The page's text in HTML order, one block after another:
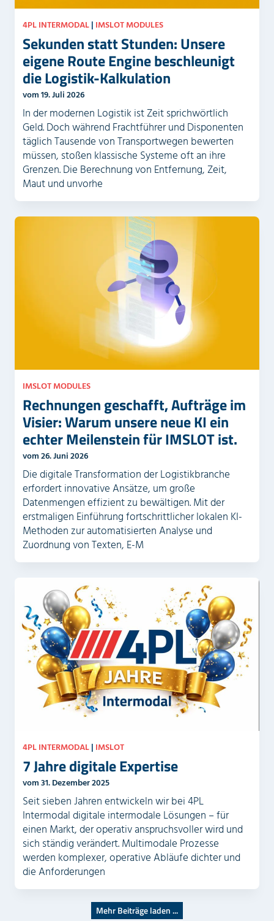
4PL INTERMODAL| IMSLOT MODULES
Sekunden statt Stunden: Unsere
eigene Route Engine beschleunigt
die Logistik-Kalkulation
vom 19. Juli 2026
In der modernen Logistik ist Zeit sprichwörtlich
Geld. Doch während Frachtführer und Disponenten
täglich Tausende von Transportwegen bewerten
müssen, stoßen klassische Systeme oft an ihre
Grenzen. Die Berechnung von Entfernung, Zeit,
Maut und unvorhe
IMSLOT MODULES
Rechnungen geschafft, Aufträge im
Visier: Warum unsere neue KI ein
echter Meilenstein für IMSLOT ist.
vom 26. Juni 2026
Die digitale Transformation der Logistikbranche
erfordert innovative Ansätze, um große
Datenmengen effizient zu bewältigen. Mit der
erstmaligen Einführung fortschrittlicher lokalen KI-
Methoden zur automatisierten Analyse und
Zuordnung von Texten, E-M
4PL INTERMODAL| IMSLOT
7 Jahre digitale Expertise
vom 31. Dezember 2025
Seit sieben Jahren entwickeln wir bei 4PL
Intermodal digitale intermodale Lösungen – für
einen Markt, der operativ anspruchsvoller wird und
sich ständig verändert. Multimodale Prozesse
werden komplexer, operative Abläufe dichter und
die Anforderungen
Mehr Beiträge laden ...